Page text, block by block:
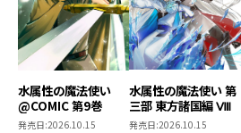
水属性の魔法使い
@COMIC 第9巻
発売日:2026.10.15
水属性の魔法使い 第
三部 東方諸国編 Ⅷ
発売日:2026.10.15